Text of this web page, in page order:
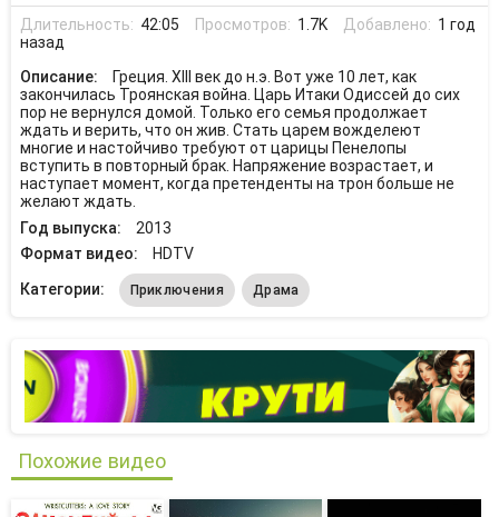
Длительность: 42:05 Просмотров: 1.7K Добавлено: 1 год
назад
Описание:
Греция. ХIII век до н.э. Вот уже 10 лет, как
закончилась Троянская война. Царь Итаки Одиссей до сих
пор не вернулся домой. Только его семья продолжает
ждать и верить, что он жив. Стать царем вожделеют
многие и настойчиво требуют от царицы Пенелопы
вступить в повторный брак. Напряжение возрастает, и
наступает момент, когда претенденты на трон больше не
желают ждать.
Год выпуска:
2013
Формат видео:
HDTV
Категории:
Приключения Драма
Похожие видео